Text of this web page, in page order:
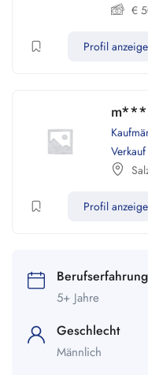
€
Profil
Profil
Berufserfahrung
5+ Jahre
Geschlecht
Männlich